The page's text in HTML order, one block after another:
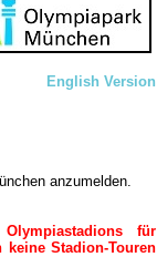
English Version
anzumelden.
für
Stadion-Touren